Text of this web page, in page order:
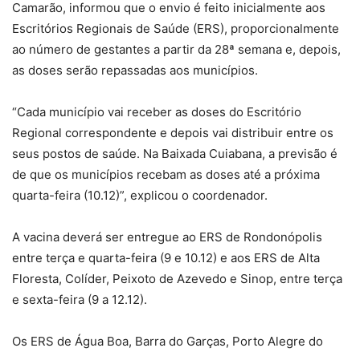
Camarão, informou que o envio é feito inicialmente aos
Escritórios Regionais de Saúde (ERS), proporcionalmente
ao número de gestantes a partir da 28ª semana e, depois,
as doses serão repassadas aos municípios.
“Cada município vai receber as doses do Escritório
Regional correspondente e depois vai distribuir entre os
seus postos de saúde. Na Baixada Cuiabana, a previsão é
de que os municípios recebam as doses até a próxima
quarta-feira (10.12)”, explicou o coordenador.
A vacina deverá ser entregue ao ERS de Rondonópolis
entre terça e quarta-feira (9 e 10.12) e aos ERS de Alta
Floresta, Colíder, Peixoto de Azevedo e Sinop, entre terça
e sexta-feira (9 a 12.12).
Os ERS de Água Boa, Barra do Garças, Porto Alegre do